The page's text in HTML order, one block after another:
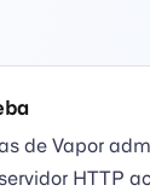
de Vapor
HTTP